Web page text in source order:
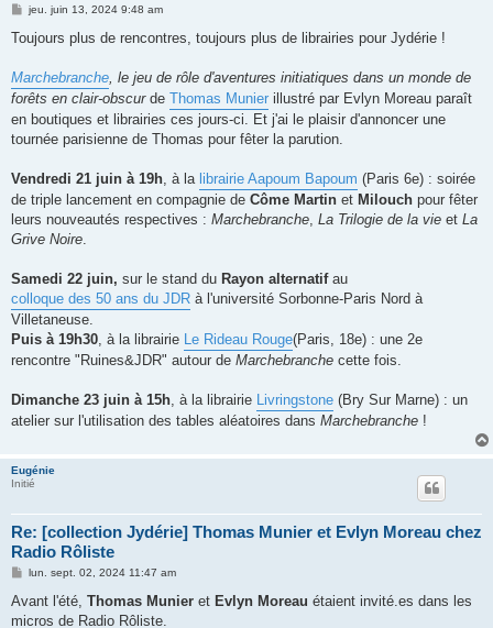
M
s
g
e
jeu. juin 13, 2024 9:48 am
Toujours plus de rencontres, toujours plus de librairies pour Jydérie !
Marchebranche , le jeu de rôle d'aventures initiatiques dans un monde de
forêts en clair-obscur de Thomas Munier illustré par Evlyn Moreau paraît
en boutiques et librairies ces jours-ci. Et j'ai le plaisir d'annoncer une
tournée parisienne de Thomas pour fêter la parution.
Vendredi 21 juin à 19h , à la librairie Aapoum Bapoum (Paris 6e) : soirée
de triple lancement en compagnie de Côme Martin et Milouch pour fêter
leurs nouveautés respectives : Marchebranche La Trilogie de la vie et La
Grive Noire
Samedi 22 juin, sur le stand du Rayon alternatif au
colloque des 50 ans du JDR à l'université Sorbonne-Paris Nord à
Villetaneuse.
Puis à 19h30 , à la librairie Le Rideau Rouge(Paris, 18e) : une 2e
rencontre "Ruines&JDR" autour de Marchebranche cette fois.
Dimanche 23 juin à 15h , à la librairie Livringstone (Bry Sur Marne) : un
atelier sur l'utilisation des tables aléatoires dans Marchebranche !
Eugénie
Initié
Re: [collection Jydérie] Thomas Munier et Evlyn Moreau chez
Radio Rôliste
M
s
a
lun. sept. 02, 2024 11:47 am
Avant l'été, Thomas Munier et Evlyn Moreau étaient invité.es dans les
micros de Radio Rôliste.